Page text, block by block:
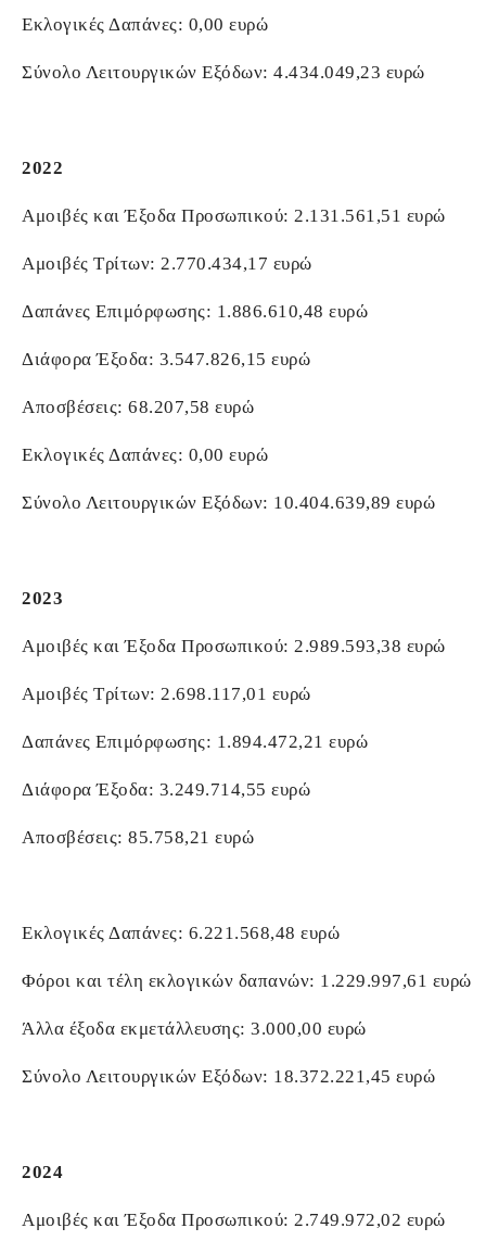
Εκλογικές Δαπάνες: 0,00 ευρώ
Σύνολο Λειτουργικών Εξόδων: 4.434.049,23 ευρώ
2022
Αμοιβές και Έξοδα Προσωπικού: 2.131.561,51 ευρώ
Αμοιβές Τρίτων: 2.770.434,17 ευρώ
Δαπάνες Επιμόρφωσης: 1.886.610,48 ευρώ
Διάφορα Έξοδα: 3.547.826,15 ευρώ
Αποσβέσεις: 68.207,58 ευρώ
Εκλογικές Δαπάνες: 0,00 ευρώ
Σύνολο Λειτουργικών Εξόδων: 10.404.639,89 ευρώ
2023
Αμοιβές και Έξοδα Προσωπικού: 2.989.593,38 ευρώ
Αμοιβές Τρίτων: 2.698.117,01 ευρώ
Δαπάνες Επιμόρφωσης: 1.894.472,21 ευρώ
Διάφορα Έξοδα: 3.249.714,55 ευρώ
Αποσβέσεις: 85.758,21 ευρώ
Εκλογικές Δαπάνες: 6.221.568,48 ευρώ
Φόροι και τέλη εκλογικών δαπανών: 1.229.997,61 ευρώ
Άλλα έξοδα εκμετάλλευσης: 3.000,00 ευρώ
Σύνολο Λειτουργικών Εξόδων: 18.372.221,45 ευρώ
2024
Αμοιβές και Έξοδα Προσωπικού: 2.749.972,02 ευρώ